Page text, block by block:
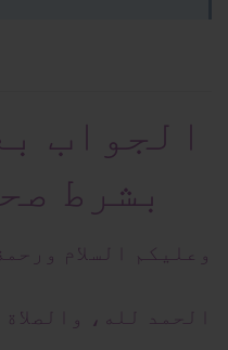
الجواب
بشرط
وعلیکم السلام
الحمد لله،